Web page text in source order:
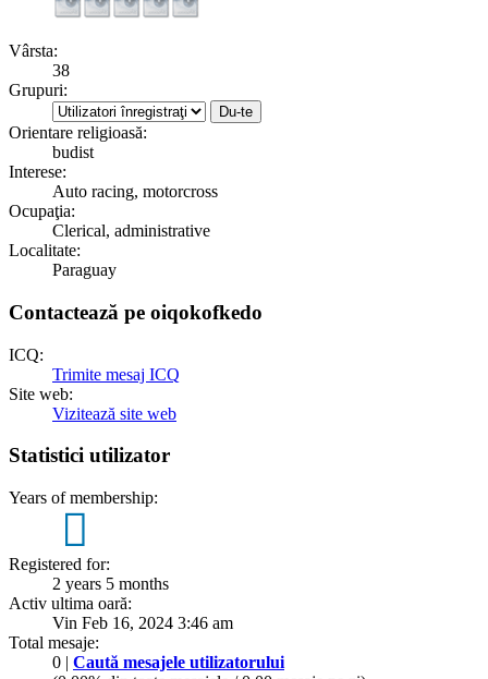
Vârsta:
38
Grupuri:
Orientare religioasă:
budist
Interese:
Auto racing, motorcross
Ocupaţia:
Clerical, administrative
Localitate:
Paraguay
Contactează pe oiqokofkedo
ICQ:
Trimite mesaj ICQ
Site web:
Vizitează site web
Statistici utilizator
Years of membership:
Registered for:
2 years 5 months
Activ ultima oară:
Vin Feb 16, 2024 3:46 am
Total mesaje:
0 | Caută mesajele utilizatorului